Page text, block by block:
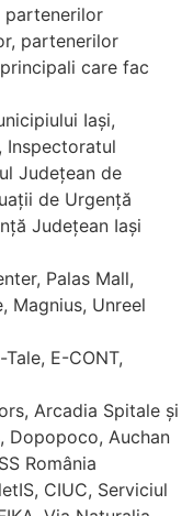
partenerilor
partenerilor
care fac
Iași,
Inspectoratul
Județean de
de Urgență
Județean Iași
Palas Mall,
Magnius, Unreel
E-CONT,
Arcadia Spitale și
Dopopoco, Auchan
România
CIUC, Serviciul